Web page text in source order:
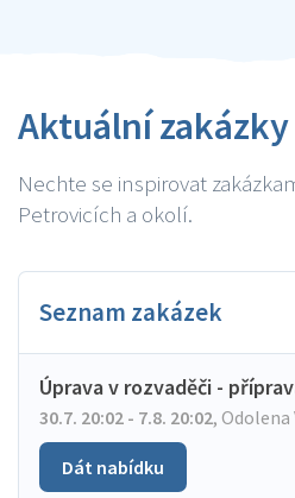
Aktuální zakázky
Nechte se inspirovat
Petrovicích a okolí.
Seznam zakázek
Úprava v rozvaděči -
30.7. 20:02 - 7.8. 20:02, Odolena
Dát nabídku